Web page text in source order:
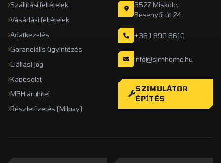
Szállítási feltételek
Vásárlási feltételek
Adatkezelés
Garanciális ügyintézés
Elállási jog
Kapcsolat
MBH áruhitel
Részletfizetés (Milpay)
3527 Miskolc,
Besenyői út 24.
+36 1 899 8610
info@simhome.hu
SZIMULÁTOR
ÉPÍTÉS